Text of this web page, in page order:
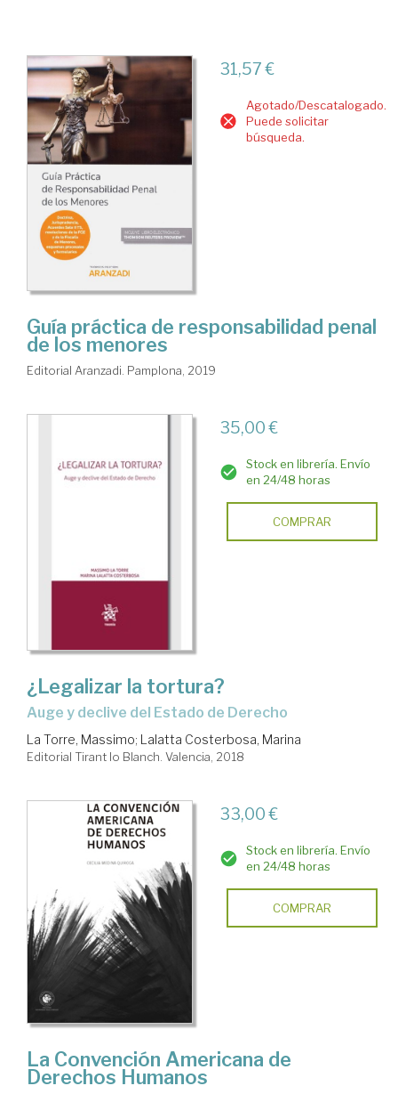
Menores
31,57 €
Agotado/Descatalogado.
Puede solicitar
búsqueda.
Guía práctica de responsabilidad penal
de los menores
Editorial Aranzadi. Pamplona, 2019
35,00 €
Stock en librería. Envío
en 24/48 horas
COMPRAR
¿Legalizar la tortura?
auge y declive del Estado de Derecho
La Torre, Massimo; Lalatta Costerbosa, Marina
Editorial Tirant lo Blanch. Valencia, 2018
33,00 €
Stock en librería. Envío
en 24/48 horas
COMPRAR
La Convención Americana de
Derechos Humanos